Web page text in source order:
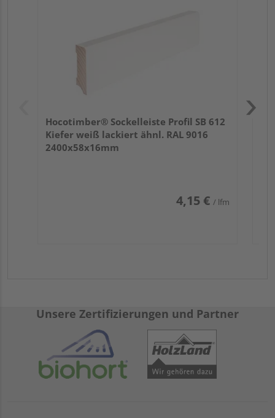
Hocotimber® Sockelleiste Profil SB 612
Kiefer weiß lackiert ähnl. RAL 9016
2400x58x16mm
4,15 € / lfm
Unsere Zertifizierungen und Partner